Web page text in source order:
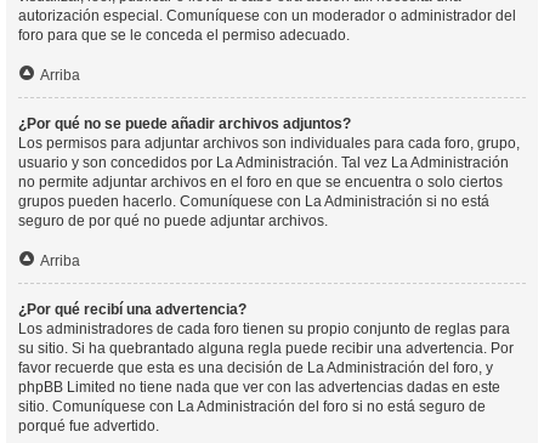
autorización especial. Comuníquese con un moderador o administrador del
foro para que se le conceda el permiso adecuado.
Arriba
¿Por qué no se puede añadir archivos adjuntos?
Los permisos para adjuntar archivos son individuales para cada foro, grupo,
usuario y son concedidos por La Administración. Tal vez La Administración
no permite adjuntar archivos en el foro en que se encuentra o solo ciertos
grupos pueden hacerlo. Comuníquese con La Administración si no está
seguro de por qué no puede adjuntar archivos.
Arriba
¿Por qué recibí una advertencia?
Los administradores de cada foro tienen su propio conjunto de reglas para
su sitio. Si ha quebrantado alguna regla puede recibir una advertencia. Por
favor recuerde que esta es una decisión de La Administración del foro, y
phpBB Limited no tiene nada que ver con las advertencias dadas en este
sitio. Comuníquese con La Administración del foro si no está seguro de
porqué fue advertido.